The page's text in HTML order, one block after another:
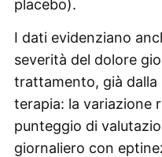
placebo).
I dati evidenziano
severità del dolore
trattamento, già dalla
terapia: la variazione
punteggio di
giornaliero con